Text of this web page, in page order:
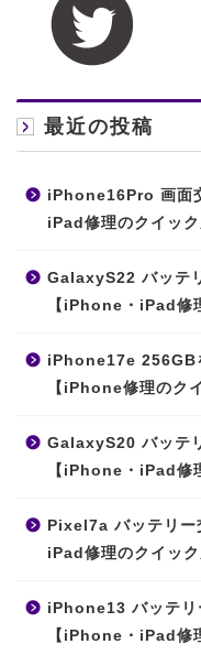
最近の投稿
iPhone16Pro 画面
iPad修理のクイック
GalaxyS22 バッテ
【iPhone・iPad修
iPhone17e 256GB
【iPhone修理のク
GalaxyS20 バッテ
【iPhone・iPad修
Pixel7a バッテリー
iPad修理のクイック
iPhone13 バッテリ
【iPhone・iPad修